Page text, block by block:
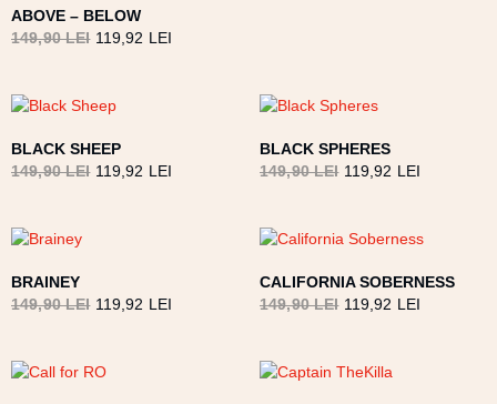
ABOVE – BELOW
149,90LEI 119,92 LEI
BLACK SHEEP
149,90LEI 119,92 LEI
BLACK SPHERES
149,90LEI 119,92 LEI
BRAINEY
149,90LEI 119,92 LEI
CALIFORNIA SOBERNESS
149,90LEI 119,92 LEI